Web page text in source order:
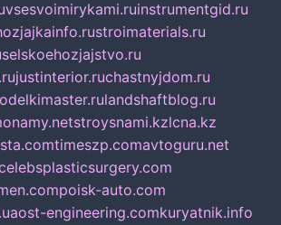
vsesvoimirykami.ruinstrumentgid.ru
stroimaterials.ru
selskoehozjajstvo.ru
justinterior.ruchastnyjdom.ru
landshaftblog.ru
stroysnami.kzlcna.kz
timeszp.comavtoguru.net
poisk-auto.com
ost-engineering.comkuryatnik.info